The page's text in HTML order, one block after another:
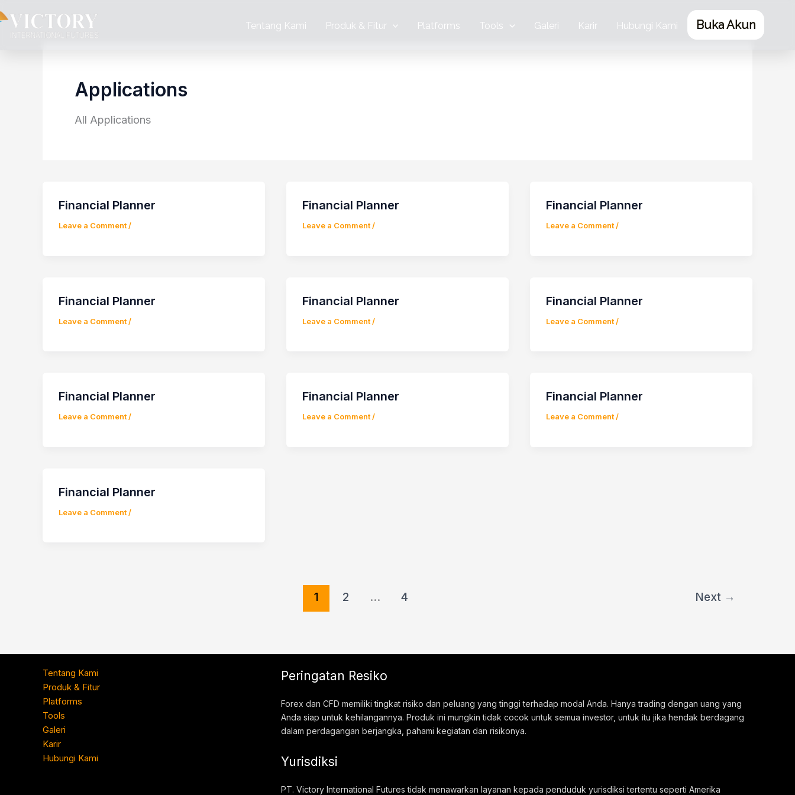
to
Tentang Kami Produk & Fitur Platforms Tools Galeri Karir Hubungi Kami Buka Akun
Applications
All Applications
Financial Planner
Leave a Comment/
Financial Planner
Leave a Comment/
Financial Planner
Leave a Comment/
Financial Planner
Leave a Comment/
Financial Planner
Leave a Comment/
Financial Planner
Leave a Comment/
Financial Planner
Leave a Comment/
Financial Planner
Leave a Comment/
Financial Planner
Leave a Comment/
Financial Planner
Leave a Comment/
1 2 … 4 Next →
Tentang Kami
Produk & Fitur
Platforms
Tools
Galeri
Karir
Hubungi Kami
Peringatan Resiko
Forex dan CFD memiliki tingkat risiko dan peluang yang tinggi terhadap modal Anda. Hanya trading dengan uang yang
Anda siap untuk kehilangannya. Produk ini mungkin tidak cocok untuk semua investor, untuk itu jika hendak berdagang
dalam perdagangan berjangka, pahami kegiatan dan risikonya.
Yurisdiksi
PT. Victory International Futures tidak menawarkan layanan kepada penduduk yurisdiksi tertentu seperti Amerika